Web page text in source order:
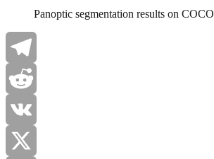
Panoptic segmentation results on COCO
Telegram
Reddit
VK